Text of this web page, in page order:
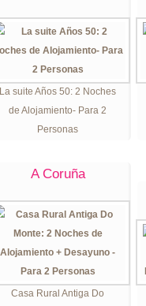
La suite Años 50: 2 Noches
de Alojamiento- Para 2
Personas
A Coruña
Casa Rural Antiga Do